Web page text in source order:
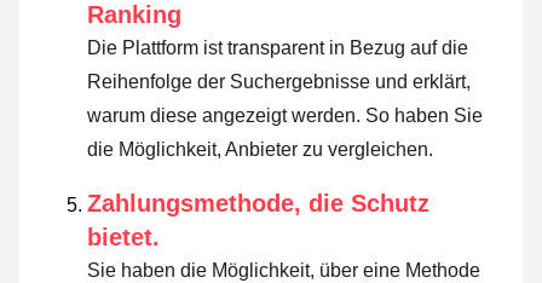
Ranking
Die Plattform ist transparent in Bezug auf die
Reihenfolge der Suchergebnisse und erklärt,
warum diese angezeigt werden. So haben Sie
die Möglichkeit, Anbieter zu vergleichen.
Zahlungsmethode, die Schutz
bietet.
Sie haben die Möglichkeit, über eine Methode